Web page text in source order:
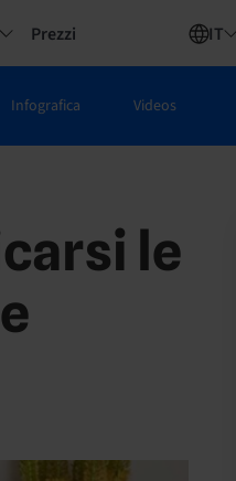
Prezzi IT
Infografica Videos
le